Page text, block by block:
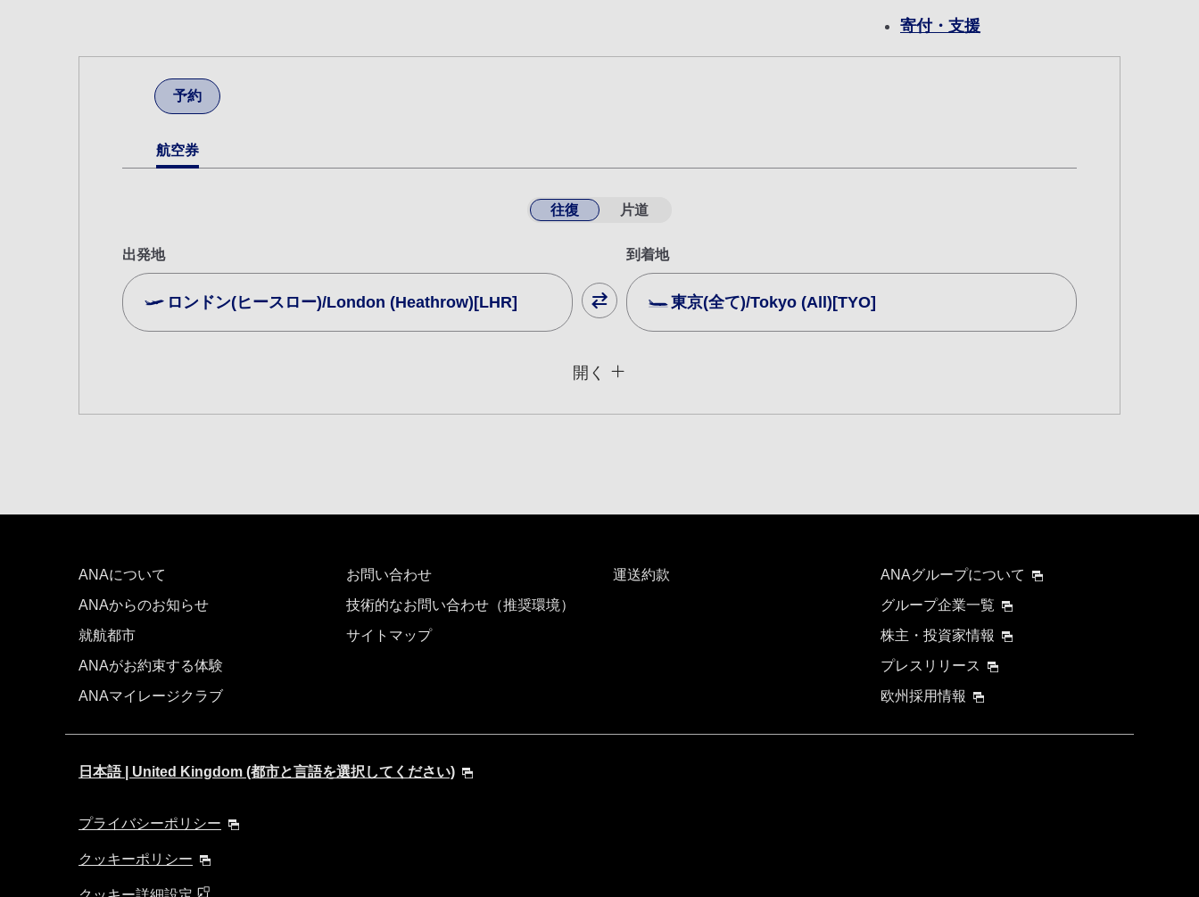
寄付・支援
予約
航空券
往復 片道
出発地
ロンドン(ヒースロー)/London (Heathrow)[LHR]
到着地
東京(全て)/Tokyo (All)[TYO]
経由地および乗り継ぎ所要時間を追加する 経由地および乗り継ぎ所要時間を追加する
・「＊」は現在金額が確認できない都市・日付となります。空席照会結果画面にて最新の情報をご確認ください。
・複数空港がある都市においては、複数空港の中でのおトクな運賃が表示される場合があります。
開く
ANAについて
ANAからのお知らせ
就航都市
ANAがお約束する体験
ANAマイレージクラブ
お問い合わせ
技術的なお問い合わせ（推奨環境）
サイトマップ
運送約款
ANAグループについて
グループ企業一覧
株主・投資家情報
プレスリリース
欧州採用情報
日本語 | United Kingdom (都市と言語を選択してください)
プライバシーポリシー
クッキーポリシー